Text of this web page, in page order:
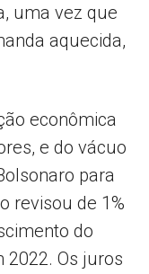
uma vez que
aquecida,
econômica
e do vácuo
para
revisou de 1%
do
2022. Os juros